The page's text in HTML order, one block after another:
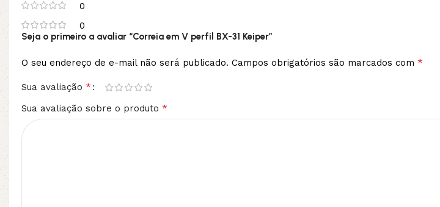
0
0
Seja o primeiro a avaliar “Correia em V perfil BX-31 Keiper”
O seu endereço de e-mail não será publicado. Campos obrigatórios são marcados com *
Sua avaliação *
Sua avaliação sobre o produto *